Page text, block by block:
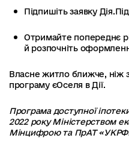
Підпишіть заявку
Отримайте попереднє
й розпочніть
Власне житло ближче, ніж
програму єОселя в Дії.
Програма доступної
2022 року Міністерством
Мінцифрою та ПрАТ